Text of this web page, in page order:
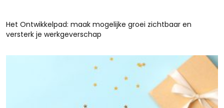
Het Ontwikkelpad: maak mogelijke groei zichtbaar en
versterk je werkgeverschap